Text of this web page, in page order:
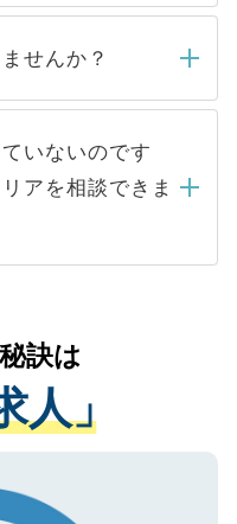
人気のある医療機
応募が殺到する場
件に合った人材の
するケースが増え
とは一切ありませ
ら内定をいただい
ません。内定先へ
パートナーが行い
せんか？
とはありませんの
サイトからの登録
様の個人情報は、
および転職活動の
ます。お預かりし
タはご本人の許可
についての厳密な
者のみに付与され
を取得済みです。
ご安心ください。
いないのです
アを相談できま
機関の状況や紹介
切なアドバイスを
ぐにご転職をされ
ポートが可能です
さい。
訣は
人」